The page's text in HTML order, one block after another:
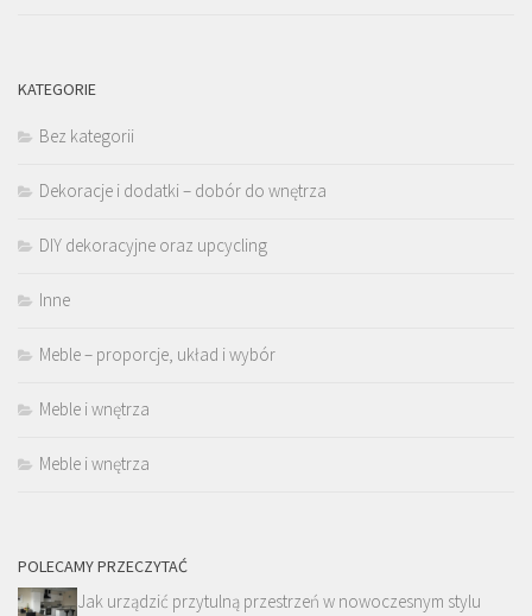
KATEGORIE
Bez kategorii
Dekoracje i dodatki – dobór do wnętrza
DIY dekoracyjne oraz upcycling
Inne
Meble – proporcje, układ i wybór
Meble i wnętrza
Meble i wnętrza
POLECAMY PRZECZYTAĆ
Jak urządzić przytulną przestrzeń w nowoczesnym stylu